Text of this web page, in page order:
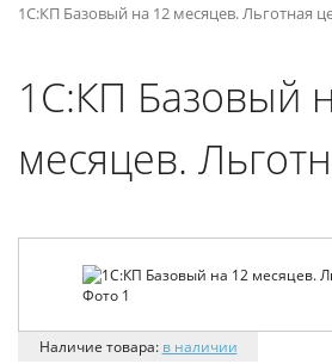
1С:КП Базовый на 12 месяцев. Льготная
1С:КП Базовый
месяцев.
Наличие товара: в наличии